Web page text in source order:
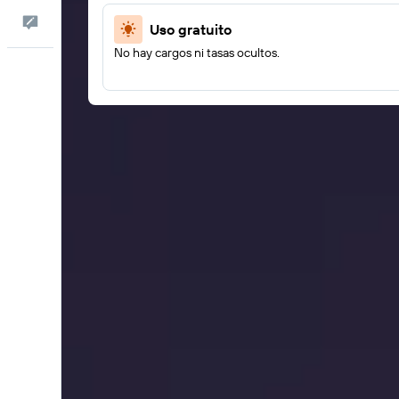
Comentarios Uso gratuito
No hay cargos ni tasas ocultos.